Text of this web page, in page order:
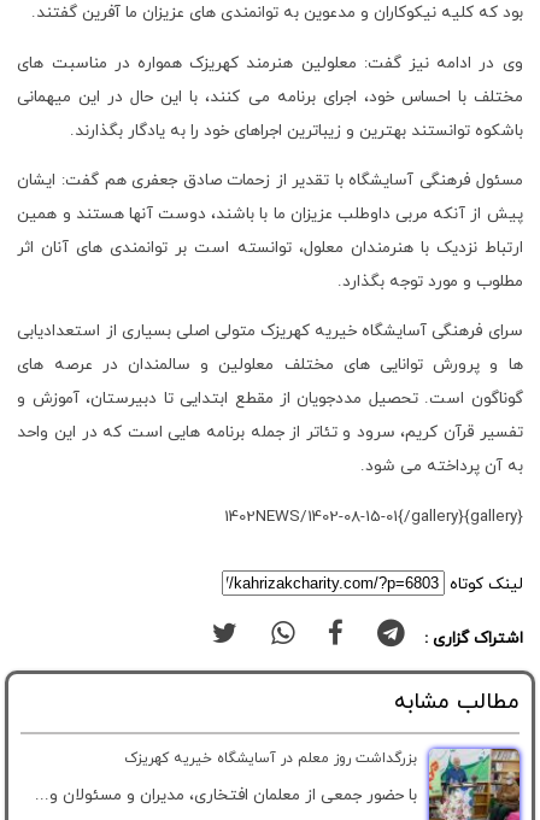
بود که کلیه نیکوکاران و مدعوین به توانمندی های عزیزان ما آفرین گفتند.
وی در ادامه نیز گفت: معلولین هنرمند کهریزک همواره در مناسبت های
مختلف با احساس خود، اجرای برنامه می کنند، با این حال در این میهمانی
باشکوه توانستند بهترین و زیباترین اجراهای خود را به یادگار بگذارند.
مسئول فرهنگی آسایشگاه با تقدیر از زحمات صادق جعفری هم گفت: ایشان
پیش از آنکه مربی داوطلب عزیزان ما با باشند، دوست آنها هستند و همین
ارتباط نزدیک با هنرمندان معلول، توانسته است بر توانمندی های آنان اثر
مطلوب و مورد توجه بگذارد.
سرای فرهنگی آسایشگاه خیریه کهریزک متولی اصلی بسیاری از استعدادیابی
ها و پرورش توانایی های مختلف معلولین و سالمندان در عرصه های
گوناگون است. تحصیل مددجویان از مقطع ابتدایی تا دبیرستان، آموزش و
تفسیر قرآن کریم، سرود و تئاتر از جمله برنامه هایی است که در این واحد
به آن پرداخته می شود.
{gallery}1402NEWS/1402-08-15-01{/gallery}
لینک کوتاه
اشتراک گزاری :
مطالب مشابه
بزرگداشت روز معلم در آسایشگاه خیریه کهریزک
با حضور جمعی از معلمان افتخاری، مدیران و مسئولان و...